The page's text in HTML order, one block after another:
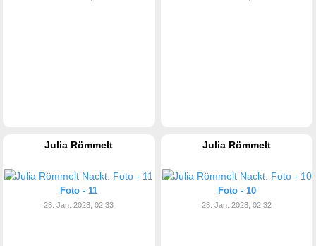
Julia Römmelt
Foto - 11
28. Jan. 2023, 02:33
Julia Römmelt
Foto - 10
28. Jan. 2023, 02:32